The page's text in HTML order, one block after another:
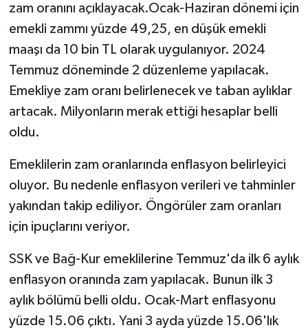
zam oranını açıklayacak.Ocak-Haziran dönemi için
emekli zammı yüzde 49,25, en düşük emekli
maaşı da 10 bin TL olarak uygulanıyor. 2024
Temmuz döneminde 2 düzenleme yapılacak.
Emekliye zam oranı belirlenecek ve taban aylıklar
artacak. Milyonların merak ettiği hesaplar belli
oldu.
Emeklilerin zam oranlarında enflasyon belirleyici
oluyor. Bu nedenle enflasyon verileri ve tahminler
yakından takip ediliyor. Öngörüler zam oranları
için ipuçlarını veriyor.
SSK ve Bağ-Kur emeklilerine Temmuz'da ilk 6 aylık
enflasyon oranında zam yapılacak. Bunun ilk 3
aylık bölümü belli oldu. Ocak-Mart enflasyonu
yüzde 15.06 çıktı. Yani 3 ayda yüzde 15.06'lık